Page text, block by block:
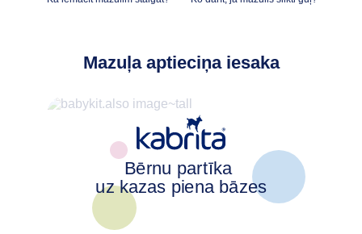
Mazuļa aptieciņa iesaka
Bērnu partīka
uz kazas piena bāzes